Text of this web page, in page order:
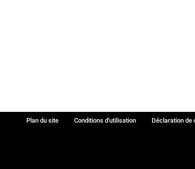
Plan du site Conditions d'utilisation Déclaration de